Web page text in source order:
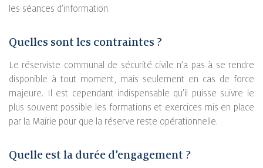
les séances d’information.
Quelles sont les contraintes ?
Le réserviste communal de sécurité civile n’a pas à se rendre
disponible à tout moment, mais seulement en cas de force
majeure. Il est cependant indispensable qu’il puisse suivre le
plus souvent possible les formations et exercices mis en place
par la Mairie pour que la réserve reste opérationnelle.
Quelle est la durée d’engagement ?